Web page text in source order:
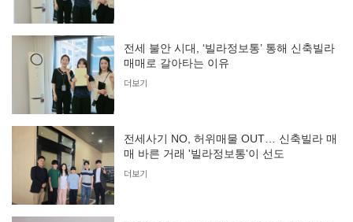
전세 불안 시대, ‘빌라정보통’ 통해 신축빌라
매매로 갈아타는 이유
더보기
전세사기 NO, 허위매물 OUT… 신축빌라 매
매 바른 거래 '빌라정보통'이 선도
더보기